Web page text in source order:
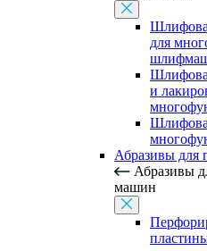
для
и
Абразивы для
Абразивы
машин